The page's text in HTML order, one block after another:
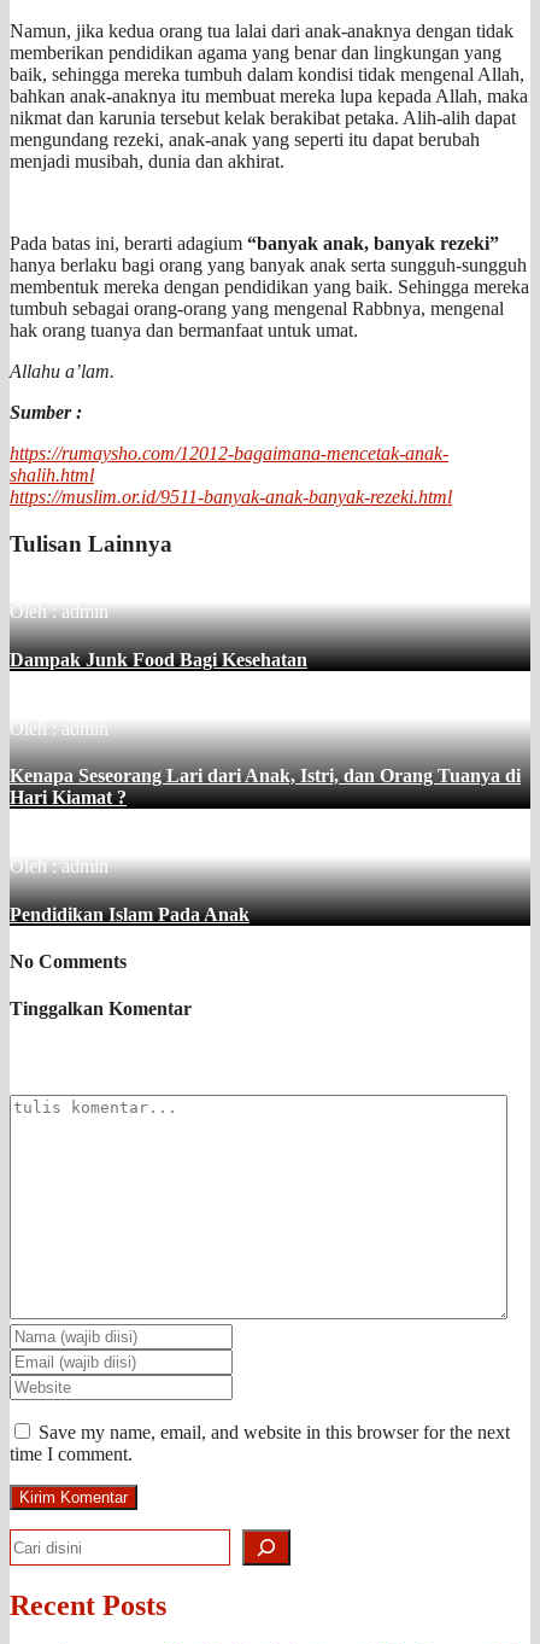
Namun, jika kedua orang tua lalai dari anak-anaknya dengan tidak
memberikan pendidikan agama yang benar dan lingkungan yang
baik, sehingga mereka tumbuh dalam kondisi tidak mengenal Allah,
bahkan anak-anaknya itu membuat mereka lupa kepada Allah, maka
nikmat dan karunia tersebut kelak berakibat petaka. Alih-alih dapat
mengundang rezeki, anak-anak yang seperti itu dapat berubah
menjadi musibah, dunia dan akhirat.
Pada batas ini, berarti adagium “banyak anak, banyak rezeki”
hanya berlaku bagi orang yang banyak anak serta sungguh-sungguh
membentuk mereka dengan pendidikan yang baik. Sehingga mereka
tumbuh sebagai orang-orang yang mengenal Rabbnya, mengenal
hak orang tuanya dan bermanfaat untuk umat.
Allahu a’lam.
Sumber :
https://rumaysho.com/12012-bagaimana-mencetak-anak-
shalih.html
https://muslim.or.id/9511-banyak-anak-banyak-rezeki.html
Tulisan Lainnya
Oleh : admin
Dampak Junk Food Bagi Kesehatan
Oleh : admin
Kenapa Seseorang Lari dari Anak, Istri, dan Orang Tuanya di
Hari Kiamat ?
Oleh : admin
Pendidikan Islam Pada Anak
No Comments
Tinggalkan Komentar
Save my name, email, and website in this browser for the next
time I comment.
Search
Recent Posts